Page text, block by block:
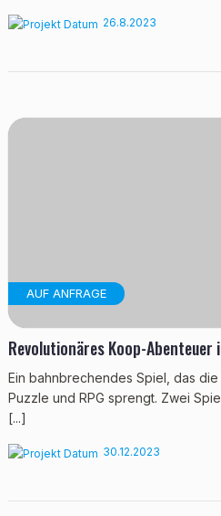
26.8.2023
AUF ANFRAGE
Revolutionäres Koop-Abenteuer
Ein bahnbrechendes Spiel, das
Puzzle und RPG sprengt. Zwei
[...]
30.12.2023